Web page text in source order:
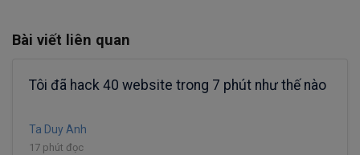
Bài viết liên quan
Tôi đã hack 40 website trong 7 phút như thế nào
Ta Duy Anh
17 phút đọc